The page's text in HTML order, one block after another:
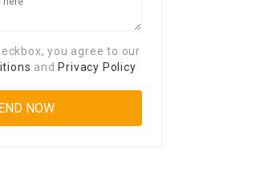
you agree to our
and Privacy Policy